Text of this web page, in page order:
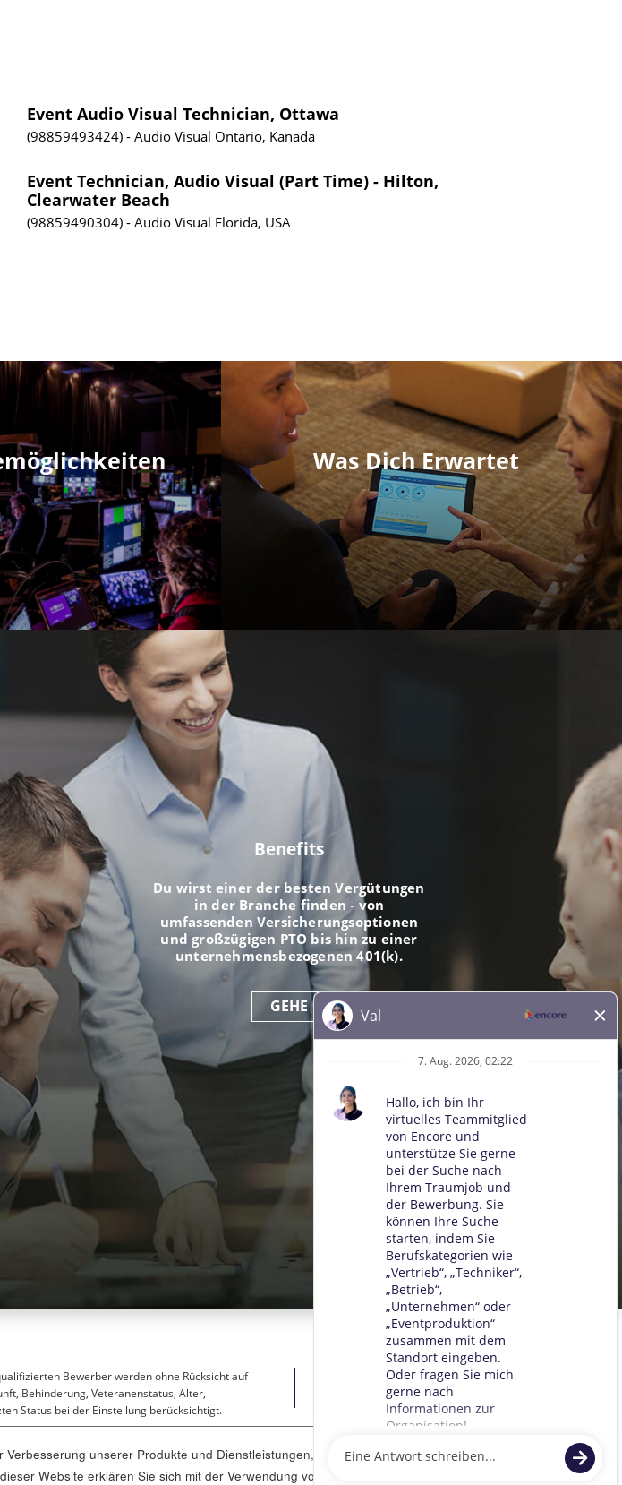
Event Audio Visual Technician, Ottawa
98859493424 Audio Visual Ontario, Kanada
Event Technician, Audio Visual (Part Time) - Hilton,
Clearwater Beach
98859490304 Audio Visual Florida, USA
Was Dich Erwartet
Benefits
Du wirst einer der besten Vergütungen
in der Branche finden - von
umfassenden Versicherungsoptionen
und großzügigen PTO bis hin zu einer
unternehmensbezogenen 401(k).
GEHE
Bewerber werden ohne Rücksicht auf
Behinderung, Veteranenstatus, Alter,
Status bei der Einstellung berücksichtigt.
unserer Produkte und Dienstleistungen, zur Unterstützung unserer
Website erklären Sie sich mit der Verwendung von Cookies gemäß unserer
Zustimmen